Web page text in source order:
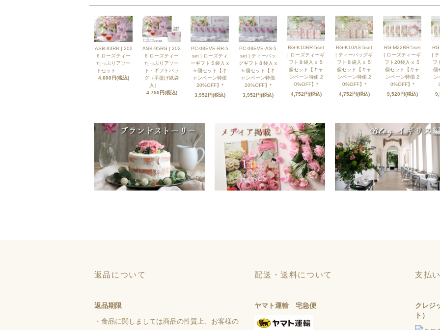
ASB-93RR | 202
6 ローズティー
たっぷりアソー
トセット
4,600円(税込)
ASB-95RG | 202
6 ローズティー
たっぷりアソー
ト・ギフトバッ
グ（手提げ紙袋
入）
4,750円(税込)
PC-08EVE-RR-5
set | ローズティ
ーギフト５袋入 x
５個セット【キ
ャンペーン特価
20%OFF】*
3,952円(税込)
PC-08EVE-AS-5
set | ティーバッ
グギフト８袋入 x
５個セット【キ
ャンペーン特価
20%OFF】*
3,952円(税込)
RG-K10RR-5set
| ローズティーギ
フト８袋入 x ５
個セット【キャ
ンペーン特価 2
0%OFF】*
4,752円(税込)
RG-K10AS-5set
| ティーバッグギ
フト８袋入 x ５
個セット【キャ
ンペーン特価 2
0%OFF】*
4,752円(税込)
RG-M22RR-5set
| ローズティーギ
フト20袋入 x ５
個セット【キャ
ンペーン特価 2
0%OFF】*
9,520円(税込)
|
フ
個
ン
返品について
返品期限
・食品に関しましては商品の性質上、お客様の
配送・送料について
ヤマト運輸 宅急便
支払
クレジ
ト）